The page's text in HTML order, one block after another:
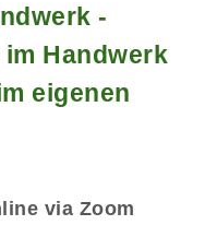
-
Handwerk
eigenen
via Zoom